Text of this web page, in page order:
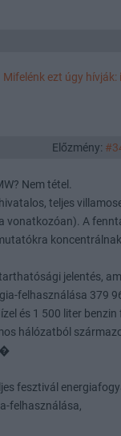
ezt úgy
Előzmény:
Nem tétel.
teljes
vonatkozóan). A
jelentés,
felhasználása 379
és 1 500 liter
hálózatból
�
fesztivál
felhasználása,